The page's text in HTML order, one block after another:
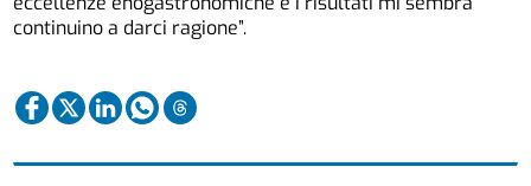
continuino a darci ragione”.